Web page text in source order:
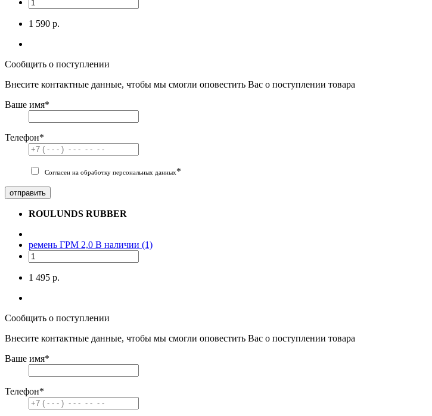
1 590 р.
Сообщить о поступлении
Внесите контактные данные, чтобы мы смогли оповестить Вас о поступлении товара
Ваше имя*
Телефон*
Согласен на обработку персональных данных*
отправить
ROULUNDS RUBBER
ремень ГРМ 2,0 В наличии (1)
1 495 р.
Сообщить о поступлении
Внесите контактные данные, чтобы мы смогли оповестить Вас о поступлении товара
Ваше имя*
Телефон*